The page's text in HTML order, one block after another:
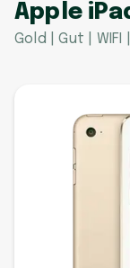
Apple
Gold | Gut | WIFI |